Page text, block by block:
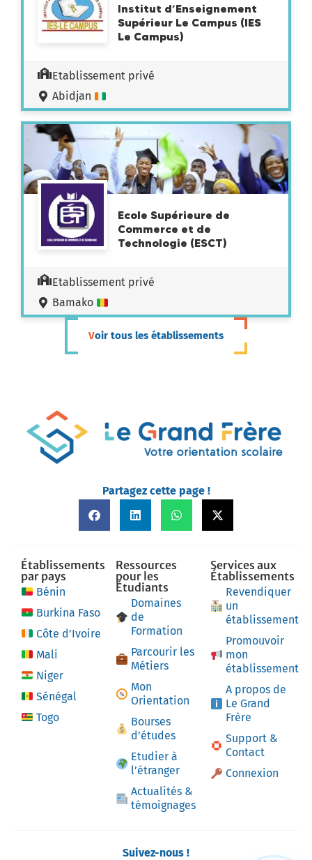
Institut d’Enseignement
Supérieur Le Campus (IES
Le Campus)
Etablissement privé
Abidjan
Ecole Supérieure de
Commerce et de
Technologie (ESCT)
Etablissement privé
Bamako
Voir tous les établissements
Partagez cette page !
Établissements
par pays
Bénin
Burkina Faso
Côte d’Ivoire
Mali
Niger
Sénégal
Togo
Ressources
pour les
Étudiants
Domaines
de
Formation
Parcourir les
Métiers
Mon
Orientation
Bourses
d’études
Etudier à
l’étranger
Actualités &
témoignages
Services aux
Établissements
Revendiquer
un
établissement
Promouvoir
mon
établissement
A propos de
Le Grand
Frère
Support &
Contact
Connexion
Suivez-nous !